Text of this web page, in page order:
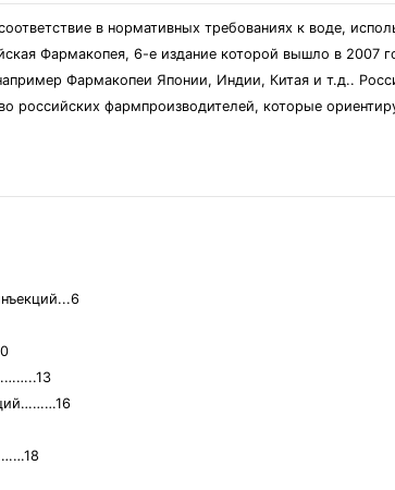
в нормативных требованиях к воде,
Фармакопея, 6-е издание которой вышло в 2007
Фармакопеи Японии, Индии, Китая и т.д..
российских фармпроизводителей, которые